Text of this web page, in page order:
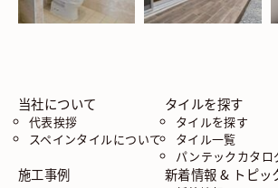
当社について
代表挨拶
スペインタイルについて
タイルを探す
タイルを探す
タイル一覧
パンテックカタロ
施工事例 新着情報 & トピッ